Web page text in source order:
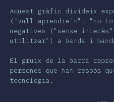
Aquest gràfic divideix
("vull aprendre'n", "ho
negatives ("sense
utilitzar") a banda i
El gruix de la barra
persones que han respòs
tecnologia.